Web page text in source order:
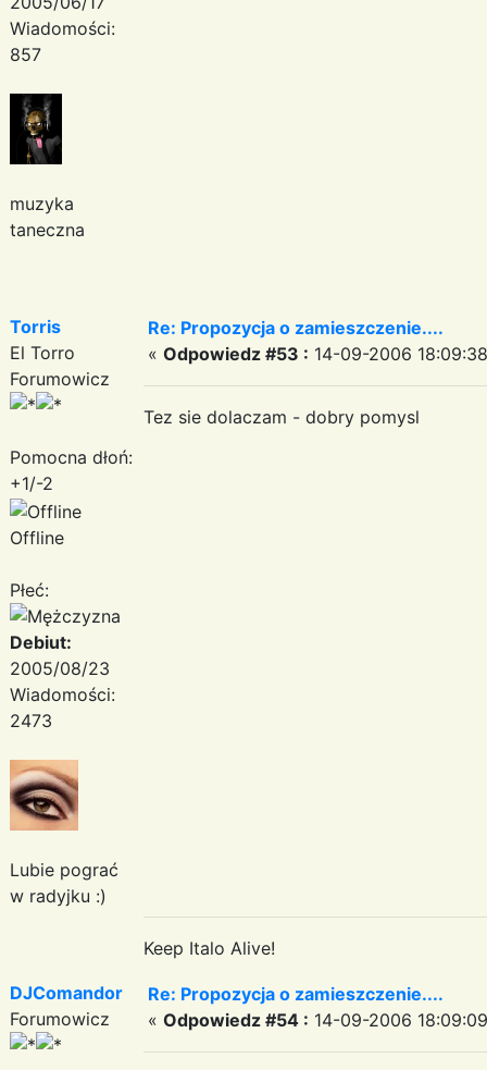
Wiadomości:
857
muzyka
taneczna
Torris
El Torro
Forumowicz
Pomocna dłoń:
+1/-2
Offline
Płeć:
Debiut:
2005/08/23
Wiadomości:
2473
Lubie pograć
w radyjku :)
Re: Propozycja o zamieszczenie....
« Odpowiedz #53 : 14-09-2006
Tez sie dolaczam - dobry pomysl
Keep Italo Alive!
DJComandor
Forumowicz
Re: Propozycja o zamieszczenie....
« Odpowiedz #54 : 14-09-2006